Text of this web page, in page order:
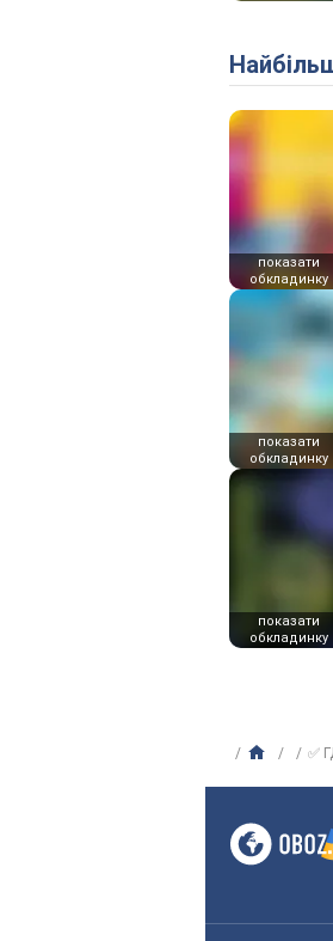
показати
обкладинку
показати
обкладинку
показати
обкладинку
✅